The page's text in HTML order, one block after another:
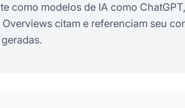
como modelos de IA como
Overviews citam e referenciam seu